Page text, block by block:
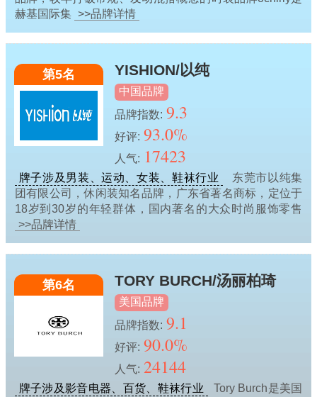
赫基国际集 >>品牌详情
第5名 YISHION/以纯
中国品牌
品牌指数: 9.3
好评: 93.0%
人气: 17423
牌子涉及男装、运动、女装、鞋袜行业
东莞市以纯集
团有限公司，休闲装知名品牌，广东省著名商标，定位于
18岁到30岁的年轻群体，国内著名的大众时尚服饰零售
>>品牌详情
第6名 TORY BURCH/汤丽柏琦
美国品牌
品牌指数: 9.1
好评: 90.0%
人气: 24144
牌子涉及影音电器、百货、鞋袜行业
Tory Burch是美国